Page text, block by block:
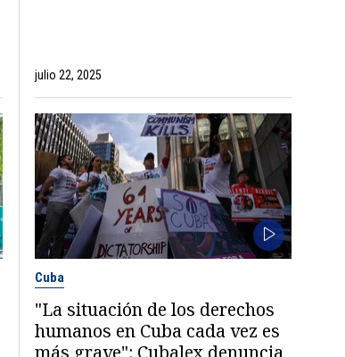
julio 22, 2025
Cuba
"La situación de los derechos
humanos en Cuba cada vez es
más grave": Cubalex denuncia